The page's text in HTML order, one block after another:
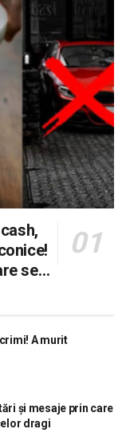
se
0
A murit
și mesaje prin care
dragi